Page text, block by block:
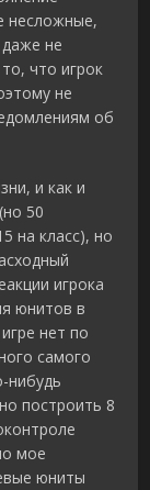
несложные,
не
что игрок
не
об
и как и
50
на класс), но
игрока
юнитов в
нет по
самого
нибудь
построить 8
мое
юниты